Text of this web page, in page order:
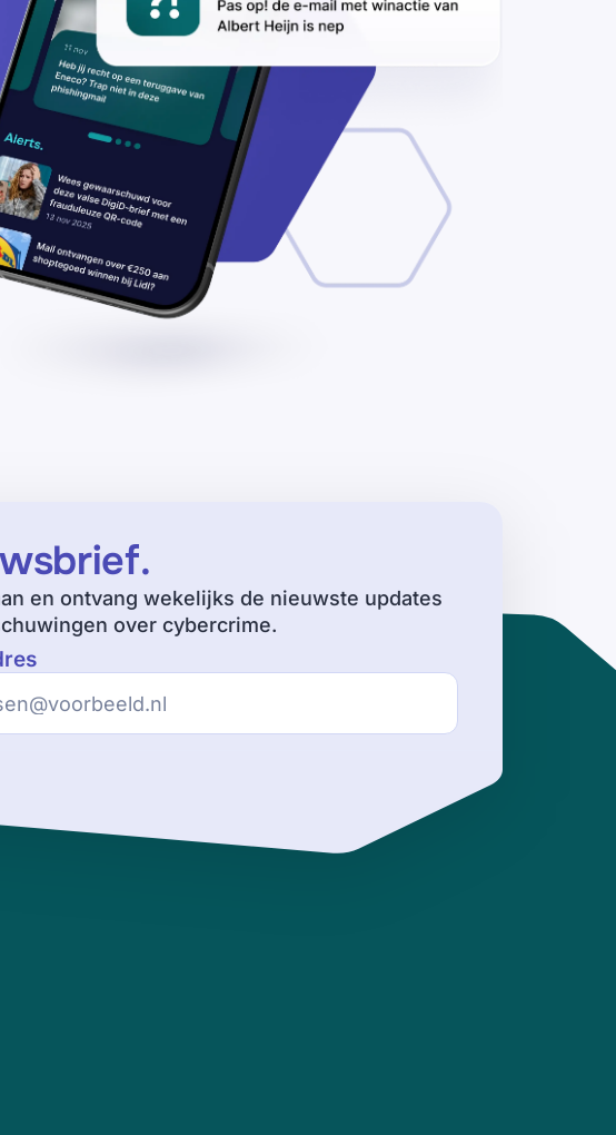
.
en ontvang wekelijks de nieuwste updates
over cybercrime.